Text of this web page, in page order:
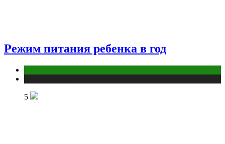
Режим питания ребенка в год
5